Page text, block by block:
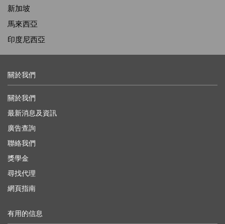
新加坡
馬來西亞
印度尼西亞
關於我們
關於我們
最新消息及資訊
廣告查詢
聯絡我們
獎學金
尋找代理
網頁指南
有用的信息